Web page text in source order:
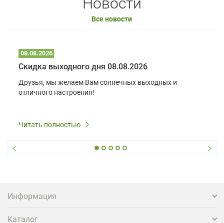
Все новости
08.08.2026
Скидка выходного дня 08.08.2026
Друзья, мы желаем Вам солнечных выходных и
отличного настроения!
Читать полностью
Информация
Каталог